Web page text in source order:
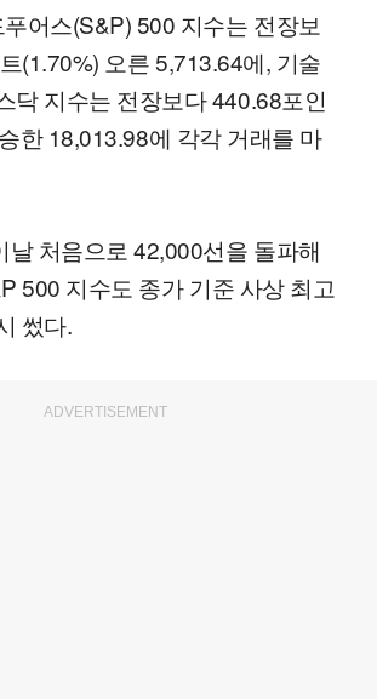
어스(S&P) 500 지수는 전장보
(1.70%) 오른 5,713.64에, 기술
닥 지수는 전장보다 440.68포인
한 18,013.98에 각각 거래를 마
날 처음으로 42,000선을 돌파해
500 지수도 종가 기준 사상 최고
썼다.
ADVERTISEMENT